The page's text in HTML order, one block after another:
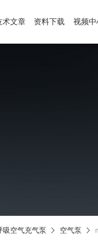
术文章 资料下载 视频中
吸空气充气泵 空气泵